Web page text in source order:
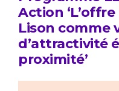
Action
Lison comme
d’attractivité
proximité’